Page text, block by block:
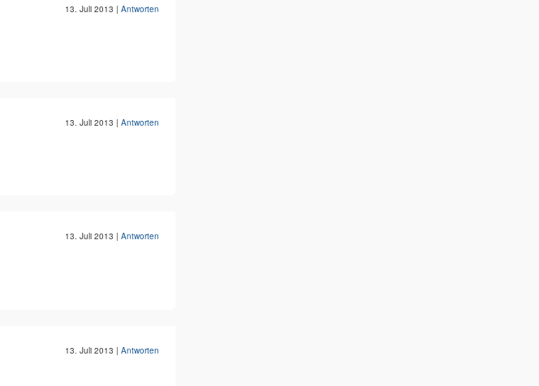
13. Juli 2013 | Antworten
13. Juli 2013 | Antworten
13. Juli 2013 | Antworten
13. Juli 2013 | Antworten